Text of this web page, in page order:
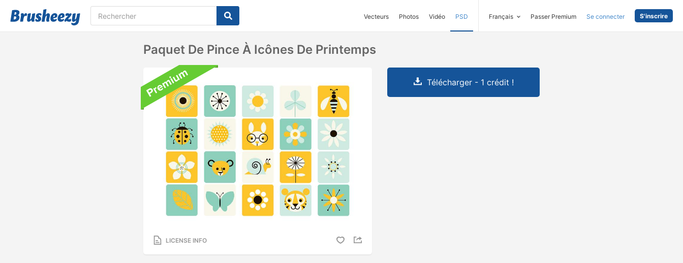
Vecteurs Photos Vidéo PSD Français Passer Premium Se connecter S'inscrire
Paquet De Pince À Icônes De Printemps
LICENSE INFO
Télécharger - 1 crédit !